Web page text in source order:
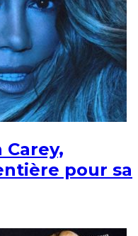
Carey,
pour sa